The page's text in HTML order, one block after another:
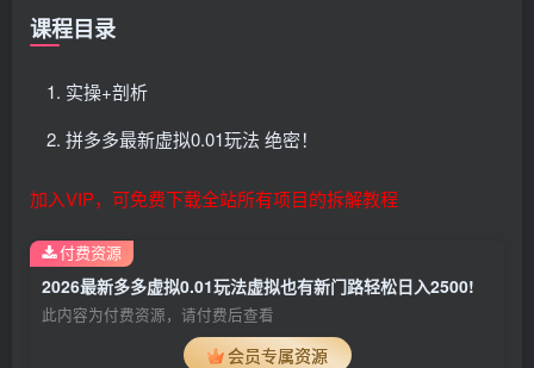
课程目录
实操+剖析
拼多多最新虚拟0.01玩法 绝密！
加入VIP，可免费下载全站所有项目的拆解教程
2026最新多多虚拟0.01玩法虚拟也有新门路轻松日入2500!
此内容为付费资源，请付费后查看
会员专属资源
付费资源